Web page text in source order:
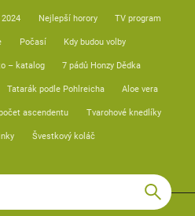
Nejlepší horory TV program
Počasí Kdy budou volby
– katalog 7 pádů Honzy Dědka
Tatarák podle Pohlreicha Aloe vera
ascendentu Tvarohové knedlíky
Švestkový koláč